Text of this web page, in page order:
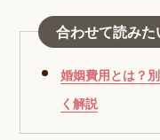
合わせて読み
婚姻費用とは？
く解説